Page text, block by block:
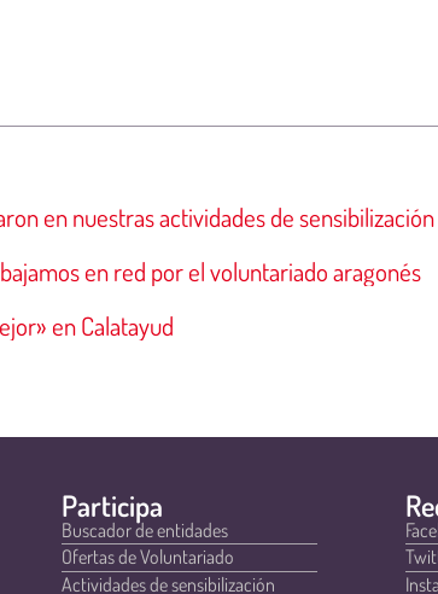
en nuestras actividades de
en red por el voluntariado aragonés
en Calatayud
Participa
Buscador de entidades
Ofertas de Voluntariado
Actividades de sensibilización